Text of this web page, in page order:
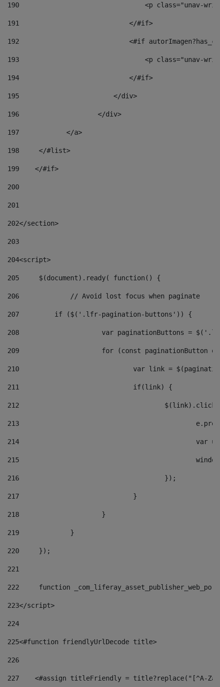
190
<p class="unav-
191
                            </#if>
192
<#if
193
<p class="unav-
194
                            </#if>
195
                        </div>
196
                    </div>
197
            </a>
198
    	</#list>
199
    </#if>
200
201
202</section>
203
204<script>
205
	$(document).ready( function() {
206
		// Avoid lost focus when paginate
207
	    if ($('.lfr-pagination-buttons')) {
208
var paginationButtons =
209
for (const
210
var link =
211
				if(link) {
212
213
214
215
216
					});
217
				}
218
			}
219
		}
220
	});
221
222
function
223</script>
224
225<#function friendlyUrlDecode title>
226
227
<#assign titleFriendly = title?replace("[^A-